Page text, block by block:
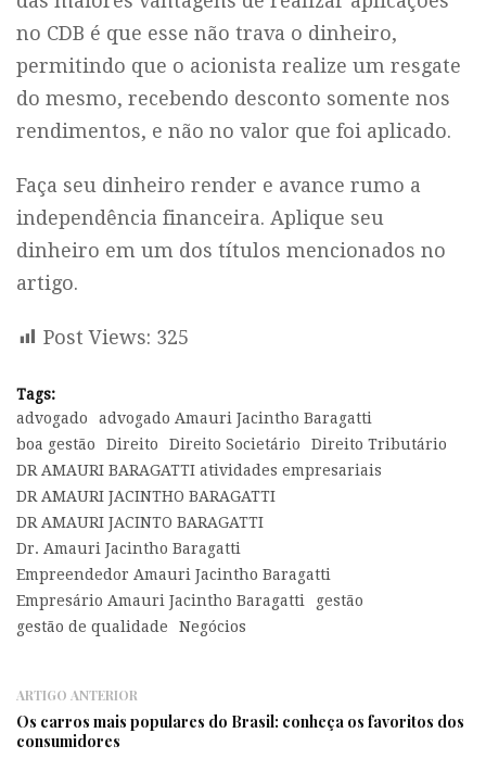
no CDB é que esse não trava o dinheiro,
permitindo que o acionista realize um resgate
do mesmo, recebendo desconto somente nos
rendimentos, e não no valor que foi aplicado.
Faça seu dinheiro render e avance rumo a
independência financeira. Aplique seu
dinheiro em um dos títulos mencionados no
artigo.
Post Views: 325
Tags:
advogado
advogado Amauri Jacintho Baragatti
boa gestão
Direito Direito Societário
Direito Tributário
DR AMAURI BARAGATTI atividades empresariais
DR AMAURI JACINTHO BARAGATTI
DR AMAURI JACINTO BARAGATTI
Dr. Amauri Jacintho Baragatti
Empreendedor Amauri Jacintho Baragatti
Empresário Amauri Jacintho Baragatti
gestão
gestão de qualidade
Negócios
ARTIGO ANTERIOR
Os carros mais populares do Brasil: conheça os favoritos dos
consumidores